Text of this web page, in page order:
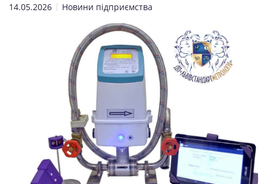
14.05.2026 Новини підприємства